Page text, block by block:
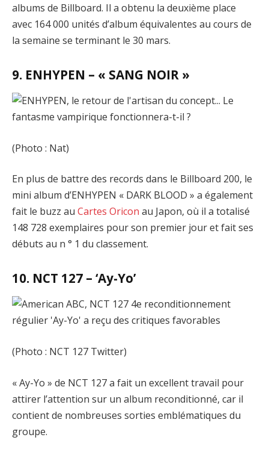
albums de Billboard. Il a obtenu la deuxième place
avec 164 000 unités d’album équivalentes au cours de
la semaine se terminant le 30 mars.
9. ENHYPEN – « SANG NOIR »
(Photo : Nat)
En plus de battre des records dans le Billboard 200, le
mini album d’ENHYPEN « DARK BLOOD » a également
fait le buzz au Cartes Oricon au Japon, où il a totalisé
148 728 exemplaires pour son premier jour et fait ses
débuts au n ° 1 du classement.
10. NCT 127 – ‘Ay-Yo’
(Photo : NCT 127 Twitter)
« Ay-Yo » de NCT 127 a fait un excellent travail pour
attirer l’attention sur un album reconditionné, car il
contient de nombreuses sorties emblématiques du
groupe.